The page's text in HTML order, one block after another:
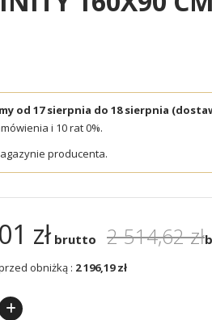
od 17 sierpnia do 18 sierpnia
i 10 rat 0%.
producenta.
zł brutto 2 514,62 zł
obniżką : 2 196,19 zł